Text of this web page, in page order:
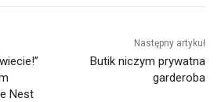
Nest
Następny artykuł
Butik niczym prywatna
garderoba